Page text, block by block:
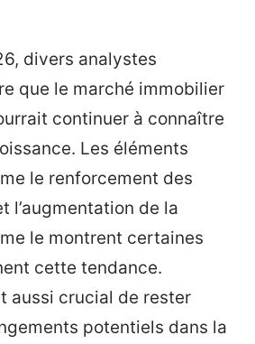
divers analystes
que le marché immobilier
continuer à connaître
Les éléments
le renforcement des
l’augmentation de la
le montrent certaines
cette tendance.
aussi crucial de rester
potentiels dans la